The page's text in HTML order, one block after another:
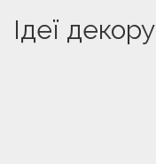
Ідеї декору